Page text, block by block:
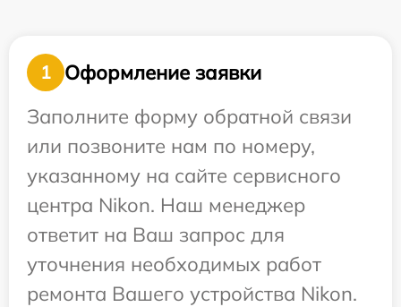
1
Оформление заявки
Заполните форму обратной связи
или позвоните нам по номеру,
указанному на сайте сервисного
центра Nikon. Наш менеджер
ответит на Ваш запрос для
уточнения необходимых работ
ремонта Вашего устройства Nikon.